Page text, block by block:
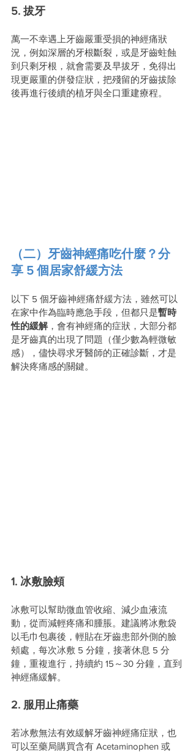
5. 拔牙
萬一不幸遇上牙齒嚴重受損的神經痛狀
況，例如深層的牙根斷裂，或是牙齒蛀蝕
到只剩牙根，就會需要及早拔牙，免得出
現更嚴重的併發症狀，把殘留的牙齒拔除
後再進行後續的植牙與全口重建療程。
（二）牙齒神經痛吃什麼？分
享 5 個居家舒緩方法
以下 5 個牙齒神經痛舒緩方法，雖然可以
在家中作為臨時應急手段，但都只是暫時
性的緩解，會有神經痛的症狀，大部分都
是牙齒真的出現了問題（僅少數為輕微敏
感），儘快尋求牙醫師的正確診斷，才是
解決疼痛感的關鍵。
1. 冰敷臉頰
冰敷可以幫助微血管收縮、減少血液流
動，從而減輕疼痛和腫脹。建議將冰敷袋
以毛巾包裹後，輕貼在牙齒患部外側的臉
頰處，每次冰敷 5 分鐘，接著休息 5 分
鐘，重複進行，持續約 15～30 分鐘，直到
神經痛緩解。
2. 服用止痛藥
若冰敷無法有效緩解牙齒神經痛症狀，也
可以至藥局購買含有 Acetaminophen 或